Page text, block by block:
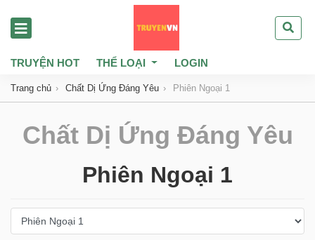
TRUYỆN HOT THỂ LOẠI LOGIN
Trang chủ Chất Dị Ứng Đáng Yêu Phiên Ngoại 1
Chất Dị Ứng Đáng Yêu
Phiên Ngoại 1